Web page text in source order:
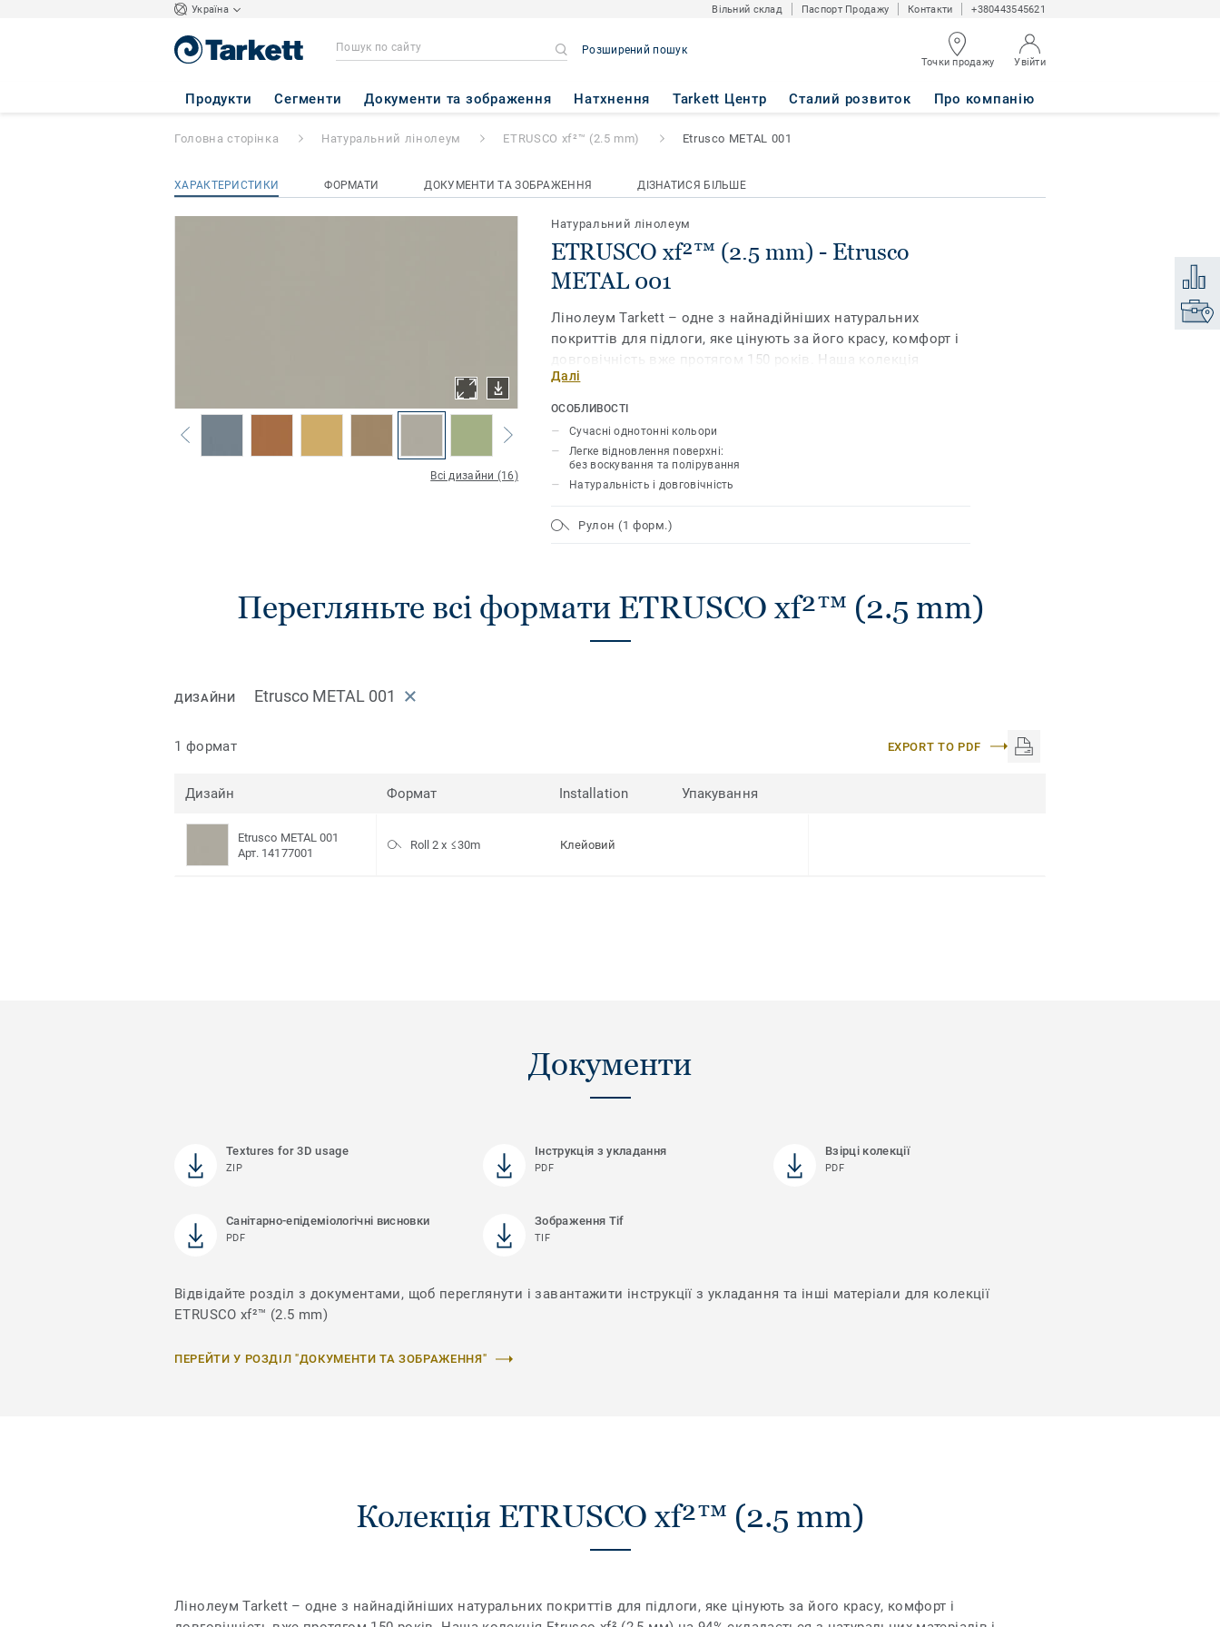
Україна Вільний склад Паспорт Продажу Контакти +380443545621
Розширений пошук
Точки продажу Увійти
Продукти Сегменти Документи та зображення Натхнення Tarkett Центр Сталий розвиток Про компанію
ETRUSCO xf²™ (2.5 mm) - Etrusco METAL 001
Головна сторінка Натуральний лінолеум ETRUSCO xf²™ (2.5 mm) Etrusco METAL 001
ХАРАКТЕРИСТИКИ ФОРМАТИ ДОКУМЕНТИ ТА ЗОБРАЖЕННЯ ДІЗНАТИСЯ БІЛЬШЕ
Всі дизайни (16)
Натуральний лінолеум
ETRUSCO xf²™ (2.5 mm) - Etrusco
METAL 001
Лінолеум Tarkett – одне з найнадійніших натуральних
покриттів для підлоги, яке цінують за його красу, комфорт і
довговічність вже протягом 150 років. Наша колекція
Etrusco xf² (2,5 мм) на 94% складається з натуральних
матеріалів і нараховує 16 яскравих і спокійних кольорів. Цей
лінолеум має унікальний захист поверхні xf², який робить
його довговічним, надійним, економічним і легким у
догляді.
Далі
ОСОБЛИВОСТІ
Сучасні однотонні кольори
Легке відновлення поверхні:
без воскування та полірування
Натуральність і довговічність
Рулон (1 форм.)
Перегляньте всі формати ETRUSCO xf²™ (2.5 mm)
ДИЗАЙНИ Etrusco METAL 001
1 формат EXPORT TO PDF
Дизайн Формат Installation Упакування
Etrusco METAL 001
Арт. 14177001
Roll 2 x ≤30m Клейовий
Документи
Textures for 3D usage
ZIP
Інструкція з укладання
PDF
Взірці колекції
PDF
Санітарно-епідеміологічні висновки
PDF
Зображення Tif
TIF
Відвідайте розділ з документами, щоб переглянути і завантажити інструкції з укладання та інші матеріали для колекції
ETRUSCO xf²™ (2.5 mm)
ПЕРЕЙТИ У РОЗДІЛ "ДОКУМЕНТИ ТА ЗОБРАЖЕННЯ"
Колекція ETRUSCO xf²™ (2.5 mm)
Лінолеум Tarkett – одне з найнадійніших натуральних покриттів для підлоги, яке цінують за його красу, комфорт і